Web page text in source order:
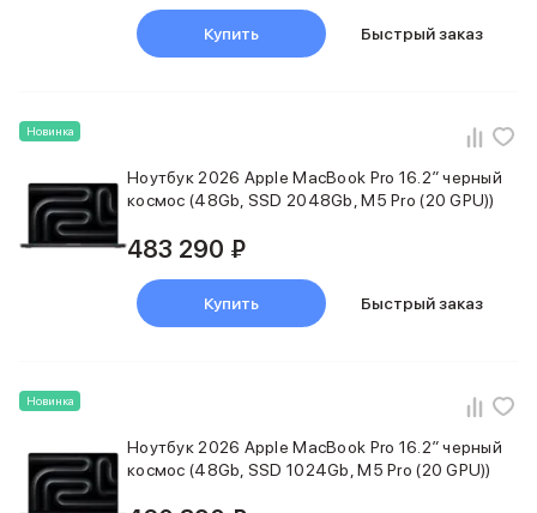
Купить Быстрый заказ
Новинка
Ноутбук 2026 Apple MacBook Pro 16.2″ черный
космос (48Gb, SSD 2048Gb, M5 Pro (20 GPU))
483 290 ₽
Купить Быстрый заказ
Новинка
Ноутбук 2026 Apple MacBook Pro 16.2″ черный
космос (48Gb, SSD 1024Gb, M5 Pro (20 GPU))